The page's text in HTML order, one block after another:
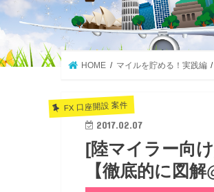
HOME マイルを貯める！実践編
FX 口座開設 案件
2017.02.07
[陸マイラー向
【徹底的に図解